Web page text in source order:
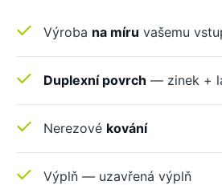
Výroba na míru vašemu
Duplexní povrch — zinek +
Nerezové kování
Výplň — uzavřená výplň